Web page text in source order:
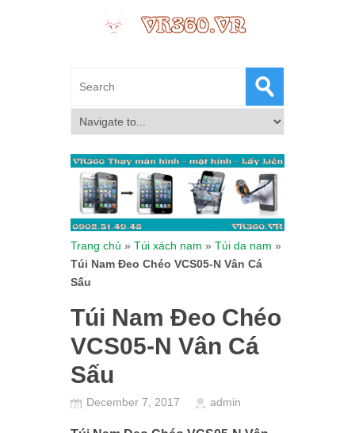
Trang chủ » Túi xách nam » Túi da nam »
Túi Nam Đeo Chéo VCS05-N Vân Cá
Sấu
Túi Nam Đeo Chéo
VCS05-N Vân Cá
Sấu
December 7, 2017 admin